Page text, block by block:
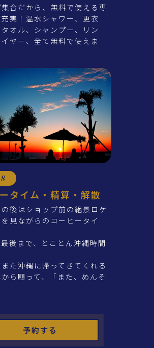
合だから、無料で使える専
実！温水シャワー、更衣
オル、シャンプー、リン
ヤー、全て無料で使えま
タイム・精算・解散
後はショップ前の絶景ロケ
見ながらのコーヒータイ
後まで、とことん沖縄時間
た沖縄に帰ってきてくれる
ら願って、「また、めんそ
予約する